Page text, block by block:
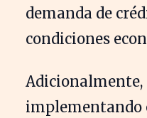
demanda de
condiciones
Adicionalmente,
implementando